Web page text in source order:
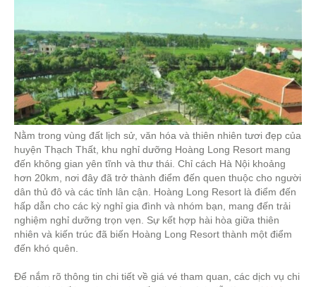
Nằm trong vùng đất lịch sử, văn hóa và thiên nhiên tươi đẹp của
huyện Thạch Thất, khu nghỉ dưỡng Hoàng Long Resort mang
đến không gian yên tĩnh và thư thái. Chỉ cách Hà Nội khoảng
hơn 20km, nơi đây đã trở thành điểm đến quen thuộc cho người
dân thủ đô và các tỉnh lân cận. Hoàng Long Resort là điểm đến
hấp dẫn cho các kỳ nghỉ gia đình và nhóm bạn, mang đến trải
nghiệm nghỉ dưỡng trọn vẹn. Sự kết hợp hài hòa giữa thiên
nhiên và kiến trúc đã biến Hoàng Long Resort thành một điểm
đến khó quên.
Để nắm rõ thông tin chi tiết về giá vé tham quan, các dịch vụ chi